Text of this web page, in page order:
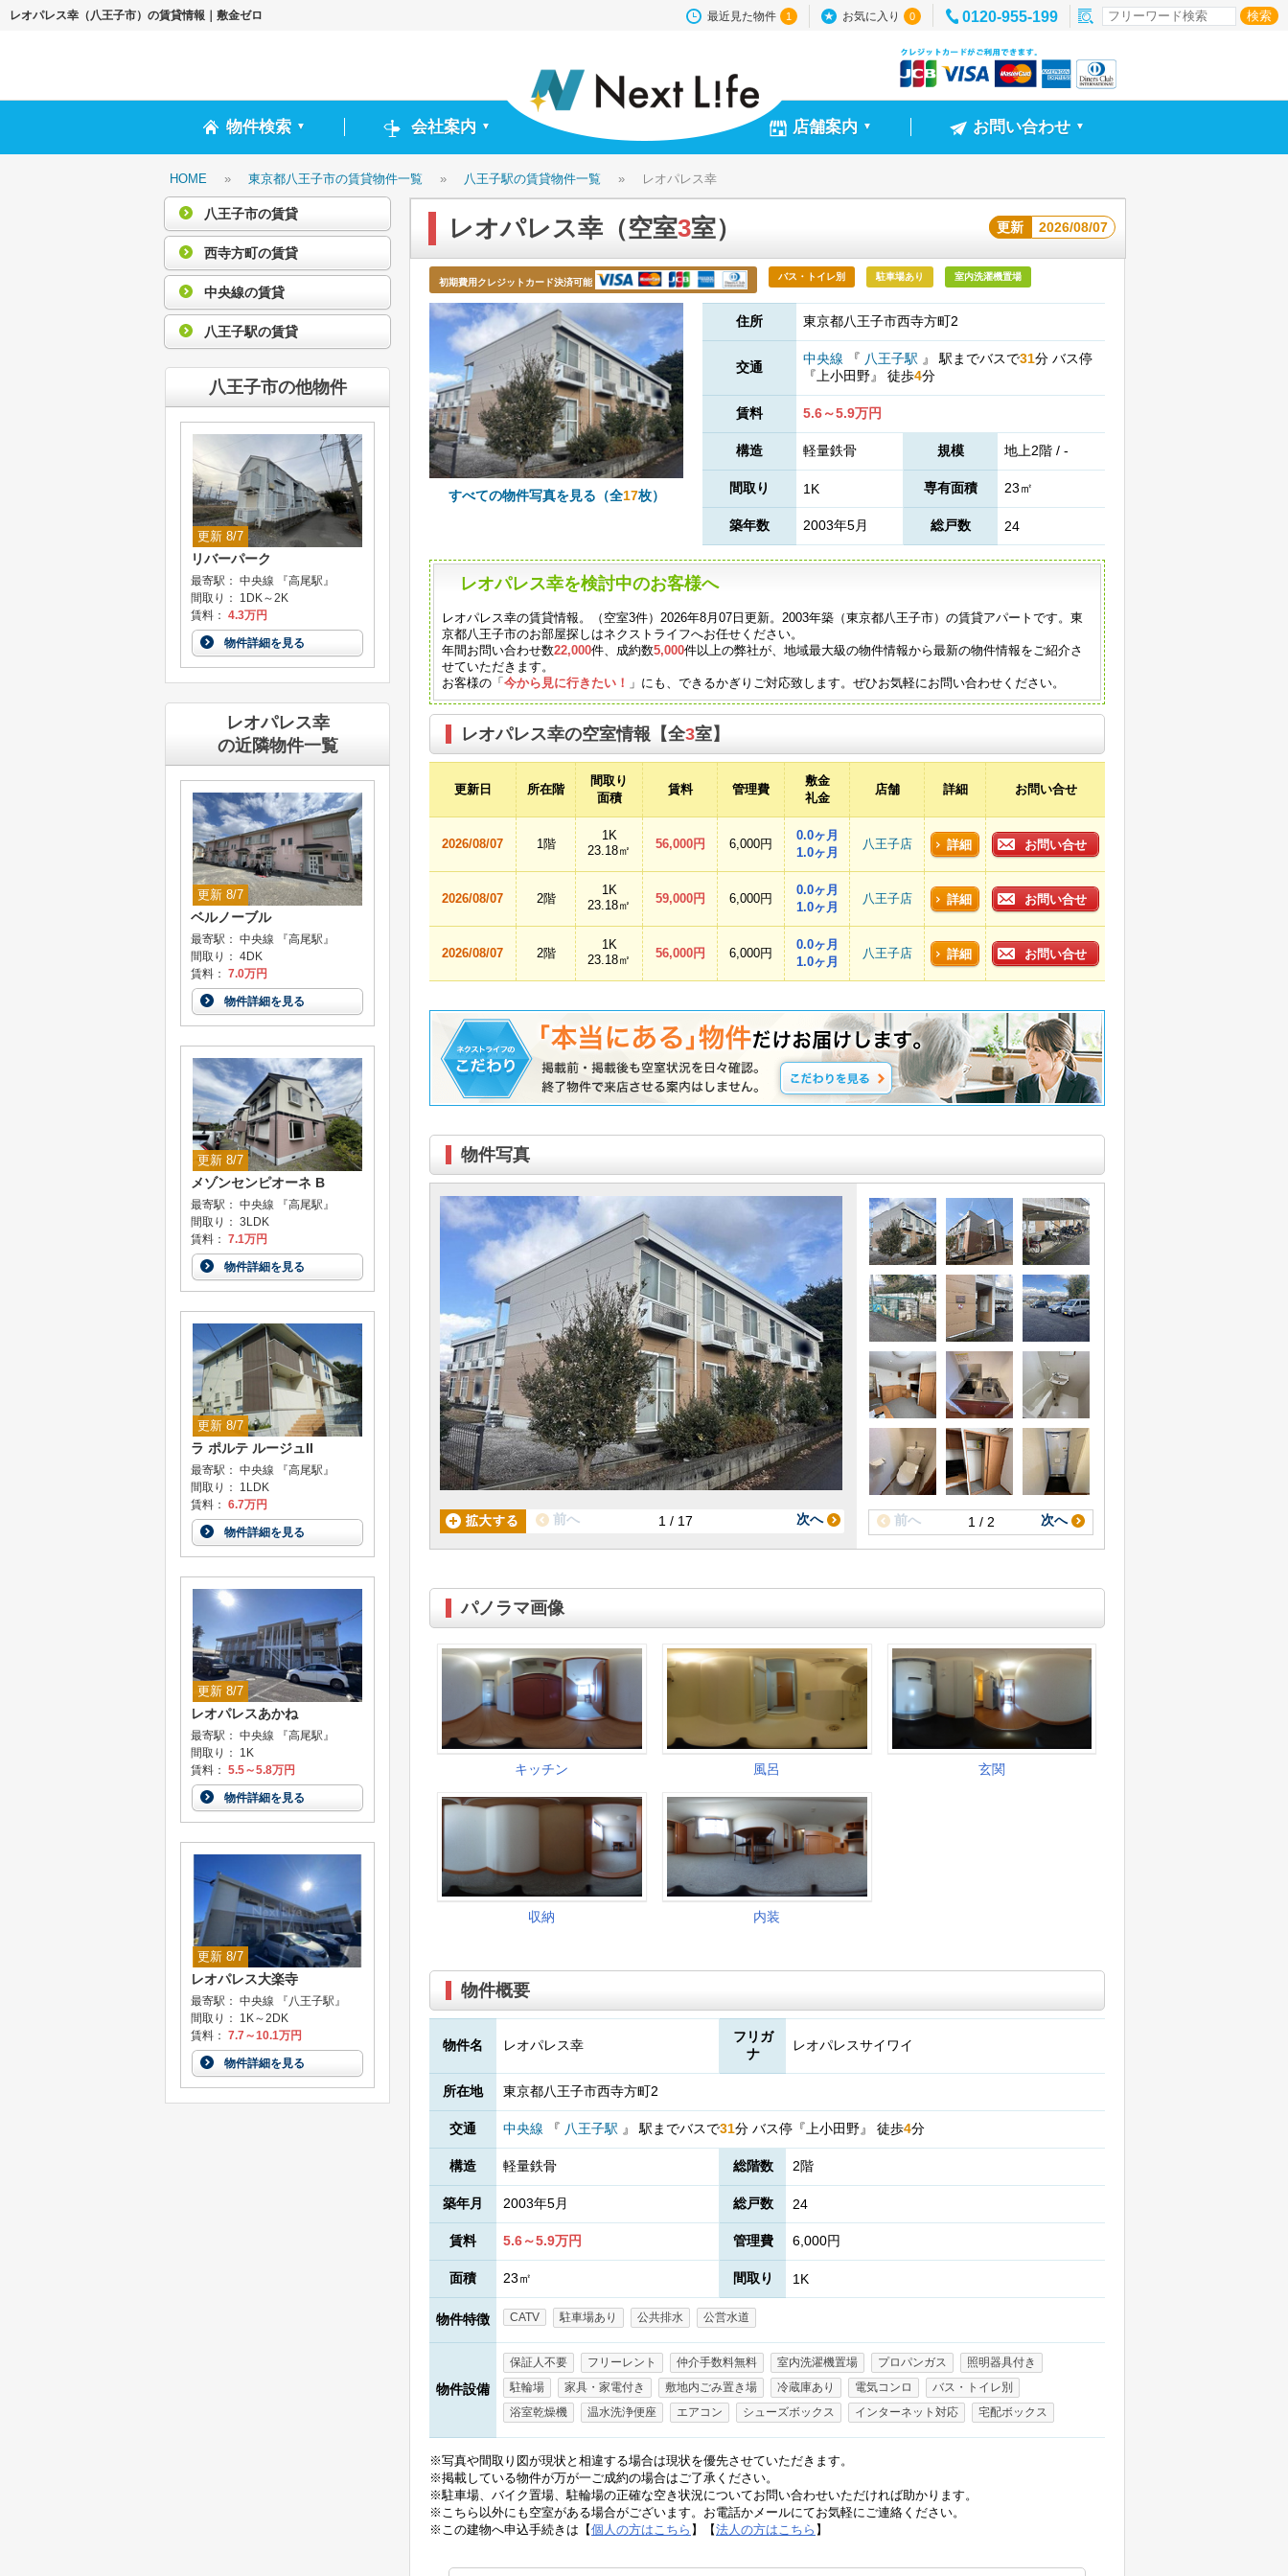
レオパレス幸（八王子市）の賃貸情報｜敷金ゼロ 最近見た物件 1 お気に入り 0 0120-955-199
物件検索 ▼ 会社案内 ▼ 店舗案内 ▼ お問い合わせ ▼
HOME » 東京都八王子市の賃貸物件一覧 » 八王子駅の賃貸物件一覧 » レオパレス幸
レオパレス幸（空室3室） 更新 2026/08/07
初期費用クレジットカード決済可能
バス・トイレ別 駐車場あり 室内洗濯機置場
すべての物件写真を見る（全17枚）
住所 東京都八王子市西寺方町2
交通
中央線 『 八王子駅 』 駅までバスで31分 バス停
『上小田野』 徒歩4分
賃料 5.6～5.9万円
構造 軽量鉄骨 規模 地上2階 / -
間取り 1K 専有面積 23㎡
築年数 2003年5月 総戸数 24
レオパレス幸を検討中のお客様へ
レオパレス幸の賃貸情報。（空室3件）2026年8月07日更新。2003年築（東京都八王子市）の賃貸アパートです。東
京都八王子市のお部屋探しはネクストライフへお任せください。
年間お問い合わせ数22,000件、成約数5,000件以上の弊社が、地域最大級の物件情報から最新の物件情報をご紹介さ
せていただきます。
お客様の「今から見に行きたい！ 」にも、できるかぎりご対応致します。ぜひお気軽にお問い合わせください。
レオパレス幸の空室情報【全3室】
更新日 所在階
間取り
面積
賃料 管理費
敷金
礼金
店舗 詳細 お問い合せ
2026/08/07 1階
1K
23.18㎡
56,000円 6,000円
0.0ヶ月
1.0ヶ月
八王子店 詳細 お問い合せ
2026/08/07 2階
1K
23.18㎡
59,000円 6,000円
0.0ヶ月
1.0ヶ月
八王子店 詳細 お問い合せ
2026/08/07 2階
1K
23.18㎡
56,000円 6,000円
0.0ヶ月
1.0ヶ月
八王子店 詳細 お問い合せ
物件写真
1 / 17
前へ 次へ 1 / 2
前へ 次へ
パノラマ画像
物件概要
物件名 レオパレス幸
フリガ
ナ
レオパレスサイワイ
所在地 東京都八王子市西寺方町2
交通 中央線 『 八王子駅 』 駅までバスで31分 バス停『上小田野』 徒歩4分
構造 軽量鉄骨 総階数 2階
築年月 2003年5月 総戸数 24
賃料 5.6～5.9万円 管理費 6,000円
面積 23㎡ 間取り 1K
物件特徴 CATV 駐車場あり 公共排水 公営水道
物件設備
保証人不要 フリーレント 仲介手数料無料 室内洗濯機置場 プロパンガス
照明器具付き
駐輪場
家具・家電付き 敷地内ごみ置き場 冷蔵庫あり 電気コンロ
バス・トイレ別
浴室乾燥機
温水洗浄便座 エアコン シューズボックス インターネット対応 宅配ボックス
※写真や間取り図が現状と相違する場合は現状を優先させていただきます。
※掲載している物件が万が一ご成約の場合はご了承ください。
※駐車場、バイク置場、駐輪場の正確な空き状況についてお問い合わせいただければ助かります。
※こちら以外にも空室がある場合がございます。お電話かメールにてお気軽にご連絡ください。
※この建物へ申込手続きは【個人の方はこちら 】【法人の方はこちら 】
八王子市の賃貸
西寺方町の賃貸
中央線の賃貸
八王子駅の賃貸
八王子市の他物件
更新 8/7
リバーパーク
最寄駅： 中央線 『高尾駅』
間取り： 1DK～2K
賃料： 4.3万円
物件詳細を見る
レオパレス幸
の近隣物件一覧
更新 8/7
ベルノーブル
最寄駅： 中央線 『高尾駅』
間取り： 4DK
賃料： 7.0万円
物件詳細を見る
更新 8/7
メゾンセンピオーネ B
最寄駅： 中央線 『高尾駅』
間取り： 3LDK
賃料： 7.1万円
物件詳細を見る
更新 8/7
ラ ポルテ ルージュII
最寄駅： 中央線 『高尾駅』
間取り： 1LDK
賃料： 6.7万円
物件詳細を見る
更新 8/7
レオパレスあかね
最寄駅： 中央線 『高尾駅』
間取り： 1K
賃料： 5.5～5.8万円
物件詳細を見る
更新 8/7
レオパレス大楽寺
最寄駅： 中央線 『八王子駅』
間取り： 1K～2DK
賃料： 7.7～10.1万円
物件詳細を見る